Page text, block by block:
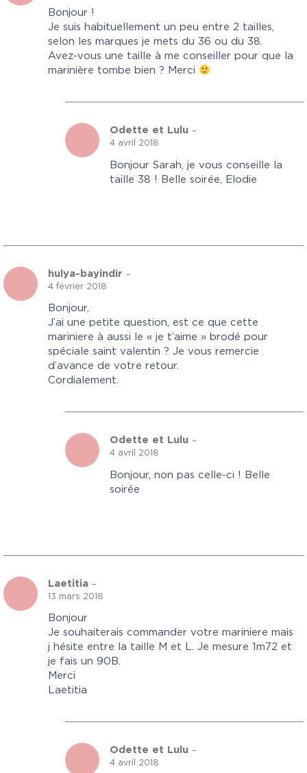
Bonjour !
Je suis habituellement un peu entre 2 tailles,
selon les marques je mets du 36 ou du 38.
Avez-vous une taille à me conseiller pour que la
marinière tombe bien ? Merci
Odette et Lulu –
4 avril 2018
Bonjour Sarah, je vous conseille la
taille 38 ! Belle soirée, Elodie
hulya-bayindir –
4 février 2018
Bonjour,
J’ai une petite question, est ce que cette
mariniere à aussi le « je t’aime » brodé pour
spéciale saint valentin ? Je vous remercie
d’avance de votre retour.
Cordialement.
Odette et Lulu –
4 avril 2018
Bonjour, non pas celle-ci ! Belle
soirée
Laetitia –
13 mars 2018
Bonjour
Je souhaiterais commander votre mariniere mais
j hésite entre la taille M et L. Je mesure 1m72 et
je fais un 90B.
Merci
Laetitia
Odette et Lulu –
4 avril 2018